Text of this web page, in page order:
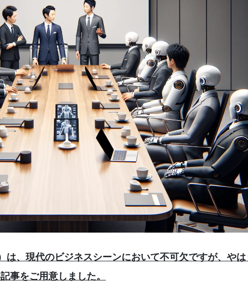
、現代のビジネスシーンにおいて不可欠ですが、や
事をご用意しました。